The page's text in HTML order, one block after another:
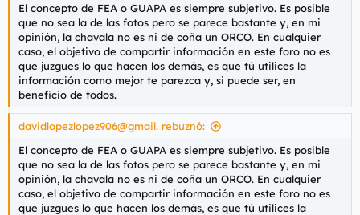
El concepto de FEA o GUAPA es siempre subjetivo. Es posible
que no sea la de las fotos pero se parece bastante y, en mi
opinión, la chavala no es ni de coña un ORCO. En cualquier
caso, el objetivo de compartir información en este foro no es
que juzgues lo que hacen los demás, es que tú utilices la
información como mejor te parezca y, si puede ser, en
beneficio de todos.
davidlopezlopez906@gmail. rebuznó:
El concepto de FEA o GUAPA es siempre subjetivo. Es posible
que no sea la de las fotos pero se parece bastante y, en mi
opinión, la chavala no es ni de coña un ORCO. En cualquier
caso, el objetivo de compartir información en este foro no es
que juzgues lo que hacen los demás, es que tú utilices la